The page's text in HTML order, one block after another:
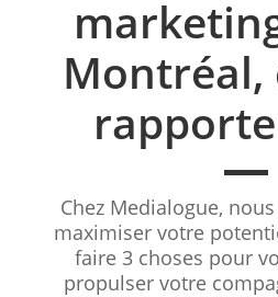
Montréal,
Chez Medialogue,
maximiser votre
faire 3 choses pour
propulser votre